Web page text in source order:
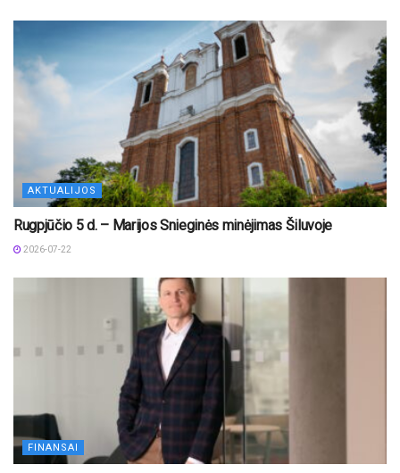
AKTUALIJOS
Rugpjūčio 5 d. – Marijos Snieginės minėjimas Šiluvoje
2026-07-22
FINANSAI